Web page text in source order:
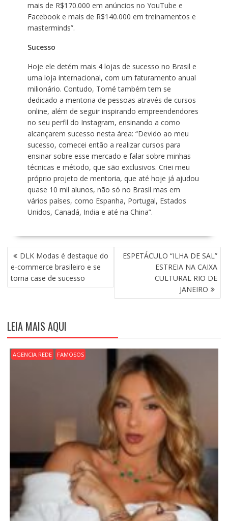
mais de R$170.000 em anúncios no YouTube e
Facebook e mais de R$140.000 em treinamentos e
masterminds”.
Sucesso
Hoje ele detém mais 4 lojas de sucesso no Brasil e
uma loja internacional, com um faturamento anual
milionário. Contudo, Tomé também tem se
dedicado a mentoria de pessoas através de cursos
online, além de seguir inspirando empreendendores
no seu perfil do Instagram, ensinando a como
alcançarem sucesso nesta área: “Devido ao meu
sucesso, comecei então a realizar cursos para
ensinar sobre esse mercado e falar sobre minhas
técnicas e método, que são exclusivos. Criei meu
próprio projeto de mentoria, que até hoje já ajudou
quase 10 mil alunos, não só no Brasil mas em
vários países, como Espanha, Portugal, Estados
Unidos, Canadá, India e até na China”.
N
A
V
E
Ç
Ã
O
D
DLK Modas é destaque do
e-commerce brasileiro e se
torna case de sucesso
ESPETÁCULO “ILHA DE SAL”
ESTREIA NA CAIXA
CULTURAL RIO DE
JANEIRO
LEIA MAIS AQUI
AGENCIA REDE FAMOSOS